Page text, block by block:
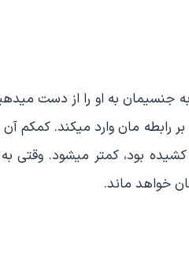
جنسیمان به او را از دست
رابطه مان وارد میکند. کمکم
بود، کمتر میشود. وقتی به
خواهد ماند.